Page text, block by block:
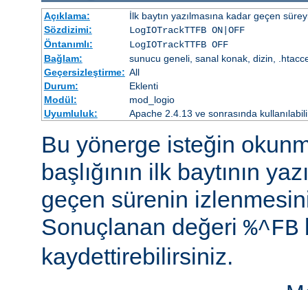
Açıklama:
İlk baytın yazılmasına kadar geçen
Sözdizimi:
LogIOTrackTTFB ON|OFF
Öntanımlı:
LogIOTrackTTFB OFF
Bağlam:
sunucu geneli, sanal konak, dizin,
Geçersizleştirme: All
Durum:
Eklenti
Modül:
mod_logio
Uyumluluk:
Apache 2.4.13 ve sonrasında
Bu yönerge isteğin
başlığının ilk baytının
geçen sürenin izlenmesini
Sonuçlanan değeri %^FB
kaydettirebilirsiniz.